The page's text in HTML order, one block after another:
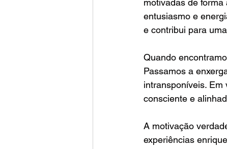
motivadas de
entusiasmo e
e contribui para
Quando
Passamos a
intransponíveis.
consciente e
A motivação
experiências